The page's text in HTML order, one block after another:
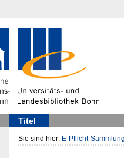
Titel
Sie sind hier: E-Pflicht-Sammlung